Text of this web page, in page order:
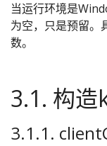
当运行环境是
为空，只是预留。
数。
3.1. 构
3.1.1.